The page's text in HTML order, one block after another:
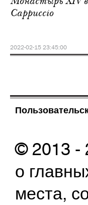
Cappuccio
2022-02-15 23:45:00
© 2013 -
о
места,